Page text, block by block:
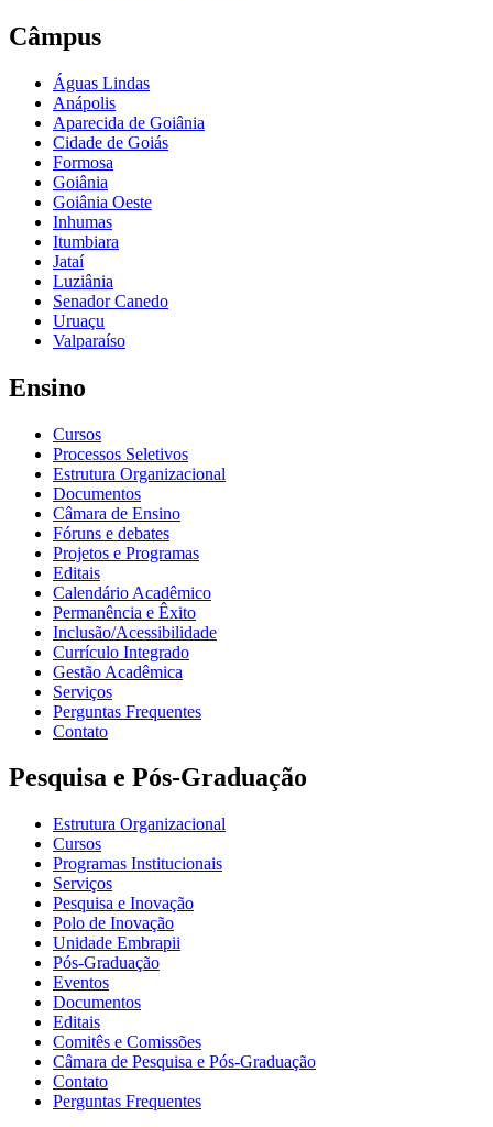
Câmpus
Águas Lindas
Anápolis
Aparecida de Goiânia
Cidade de Goiás
Formosa
Goiânia
Goiânia Oeste
Inhumas
Itumbiara
Jataí
Luziânia
Senador Canedo
Uruaçu
Valparaíso
Ensino
Cursos
Processos Seletivos
Estrutura Organizacional
Documentos
Câmara de Ensino
Fóruns e debates
Projetos e Programas
Editais
Calendário Acadêmico
Permanência e Êxito
Inclusão/Acessibilidade
Currículo Integrado
Gestão Acadêmica
Serviços
Perguntas Frequentes
Contato
Pesquisa e Pós-Graduação
Estrutura Organizacional
Cursos
Programas Institucionais
Serviços
Pesquisa e Inovação
Polo de Inovação
Unidade Embrapii
Pós-Graduação
Eventos
Documentos
Editais
Comitês e Comissões
Câmara de Pesquisa e Pós-Graduação
Contato
Perguntas Frequentes